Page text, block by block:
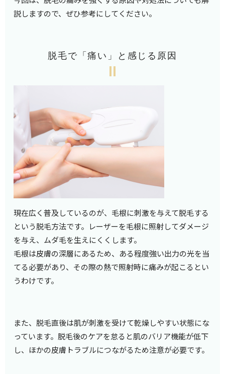
説しますので、ぜひ参考にしてください。
脱毛で「痛い」と感じる原因
現在広く普及しているのが、毛根に刺激を与えて脱毛する
という脱毛方法です。レーザーを毛根に照射してダメージ
を与え、ムダ毛を生えにくくします。
毛根は皮膚の深層にあるため、ある程度強い出力の光を当
てる必要があり、その際の熱で照射時に痛みが起こるとい
うわけです。
また、脱毛直後は肌が刺激を受けて乾燥しやすい状態にな
っています。脱毛後のケアを怠ると肌のバリア機能が低下
し、ほかの皮膚トラブルにつながるため注意が必要です。